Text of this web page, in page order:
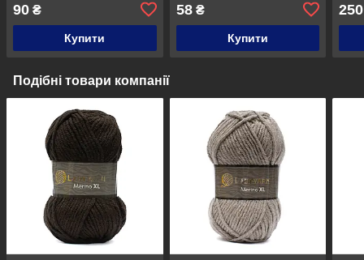
90 ₴
Купити
58₴
Купити
250
Подібні товари компанії